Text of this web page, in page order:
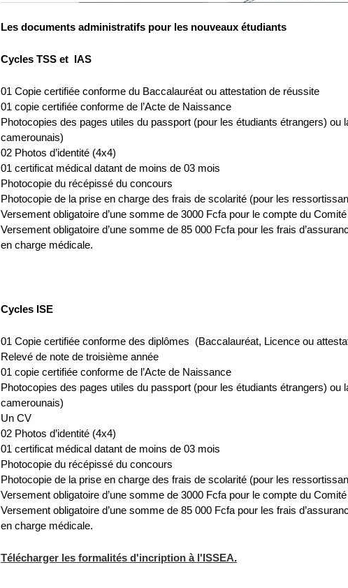
Les documents administratifs pour les nouveaux étudiants
Cycles TSS et IAS
01 Copie certifiée conforme du Baccalauréat ou attestation de réussite
01 copie certifiée conforme de l’Acte de Naissance
Photocopies des pages utiles du passport (pour les étudiants étrangers) ou
camerounais)
02 Photos d’identité (4x4)
01 certificat médical datant de moins de 03 mois
Photocopie du récépissé du concours
Photocopie de la prise en charge des frais de scolarité (pour les
Versement obligatoire d’une somme de 3000 Fcfa pour le compte du
Versement obligatoire d’une somme de 85 000 Fcfa pour les frais
en charge médicale.
Cycles ISE
01 Copie certifiée conforme des diplômes (Baccalauréat, Licence ou
Relevé de note de troisième année
01 copie certifiée conforme de l’Acte de Naissance
Photocopies des pages utiles du passport (pour les étudiants étrangers) ou
camerounais)
Un CV
02 Photos d’identité (4x4)
01 certificat médical datant de moins de 03 mois
Photocopie du récépissé du concours
Photocopie de la prise en charge des frais de scolarité (pour les
Versement obligatoire d’une somme de 3000 Fcfa pour le compte du
Versement obligatoire d’une somme de 85 000 Fcfa pour les frais
en charge médicale.
Télécharger les formalités d'incription à l'ISSEA.